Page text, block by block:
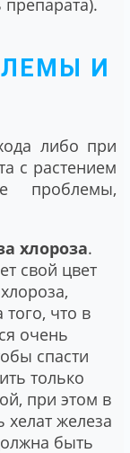
И
либо при
с растением
проблемы,
хлороза.
свой цвет
того, что в
очень
спасти
только
при этом в
хелат железа
быть